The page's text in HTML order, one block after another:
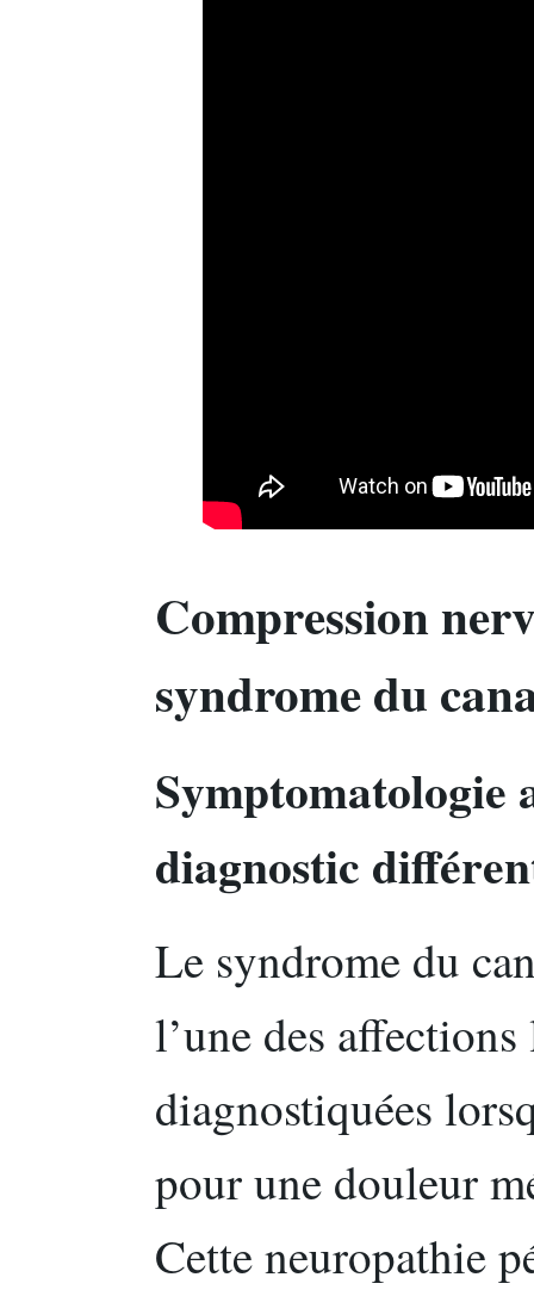
Compression
syndrome du
Symptomatologie
diagnostic
Le syndrome du
l’une des
diagnostiquées
pour une douleur
Cette neuropathie